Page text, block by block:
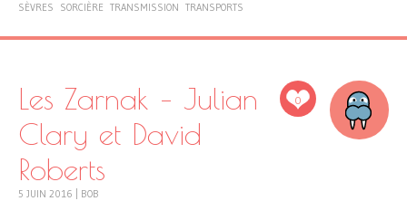
SÈVRES
SORCIÈRE TRANSMISSION TRANSPORTS
0
Les Zarnak – Julian
Clary et David
Roberts
5 JUIN 2016 BOB